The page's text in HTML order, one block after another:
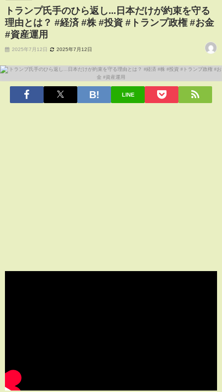
トランプ氏手のひら返し...日本だけが約束を守る
理由とは？ #経済 #株 #投資 #トランプ政権 #お金
#資産運用
2025年7月12日 2025年7月12日
LINE